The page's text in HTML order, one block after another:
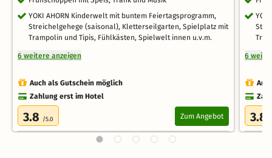
YOKI AHORN Kinderwelt mit buntem Feiertagsprogramm,
Streichelgehege (saisonal), Kletterseilgarten, Spielplatz mit
Trampolin und Tipis, Fühlkästen, Spielwelt innen u.v.m.
6 weitere anzeigen
Auch als Gutschein möglich
Zahlung erst im Hotel
3.8 /5.0 Zum Angebot
6
3.8